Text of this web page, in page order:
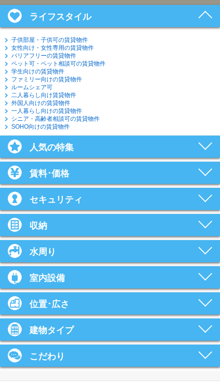
ライフスタイル
子供部屋・子供可の賃貸物件
女性向け・女性専用の賃貸物件
バリアフリーの賃貸物件
ペット可・ペット相談可の賃貸物件
学生向けの賃貸物件
ファミリー向けの賃貸物件
ルームシェア可
二人暮らし向け賃貸物件
外国人向けの賃貸物件
一人暮らし向けの賃貸物件
シニア・高齢者相談可の賃貸物件
SOHO向けの賃貸物件
人気の特集
賃料･価格
セキュリティ
収納
水周り
室内設備
位置･広さ
建物タイプ
こだわり